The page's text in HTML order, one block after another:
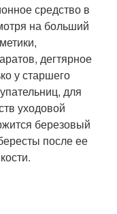
средство в
на больший
дегтярное
у старшего
для
уходовой
березовый
после ее